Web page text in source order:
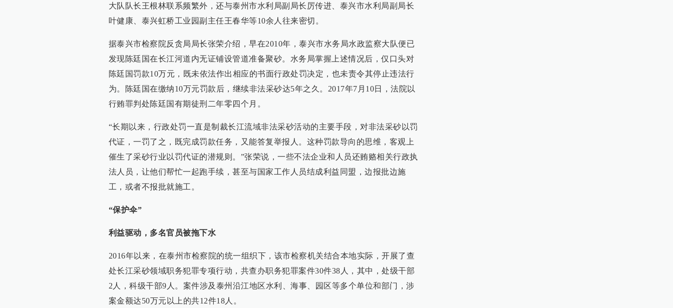
大队队长王根林联系频繁外，还与泰州市水利局副局长厉传进、泰兴市水利局副局长
叶健康、泰兴虹桥工业园副主任王春华等10余人往来密切。
据泰兴市检察院反贪局局长张荣介绍，早在2010年，泰兴市水务局水政监察大队便已
发现陈廷国在长江河道内无证铺设管道准备聚砂。水务局掌握上述情况后，仅口头对
陈廷国罚款10万元，既未依法作出相应的书面行政处罚决定，也未责令其停止违法行
为。陈廷国在缴纳10万元罚款后，继续非法采砂达5年之久。2017年7月10日，法院以
行贿罪判处陈廷国有期徒刑二年零四个月。
“长期以来，行政处罚一直是制裁长江流域非法采砂活动的主要手段，对非法采砂以罚
代证，一罚了之，既完成罚款任务，又能答复举报人。这种罚款导向的思维，客观上
催生了采砂行业以罚代证的潜规则。”张荣说，一些不法企业和人员还贿赂相关行政执
法人员，让他们帮忙一起跑手续，甚至与国家工作人员结成利益同盟，边报批边施
工，或者不报批就施工。
“保护伞”
利益驱动，多名官员被拖下水
2016年以来，在泰州市检察院的统一组织下，该市检察机关结合本地实际，开展了查
处长江采砂领域职务犯罪专项行动，共查办职务犯罪案件30件38人，其中，处级干部
2人，科级干部9人。案件涉及泰州沿江地区水利、海事、园区等多个单位和部门，涉
案金额达50万元以上的共12件18人。